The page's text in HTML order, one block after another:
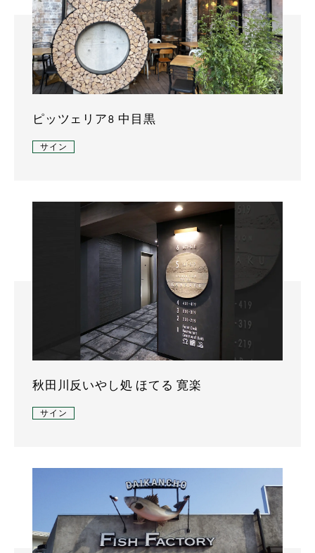
ピッツェリア8 中目黒
サイン
秋田川反いやし処 ほてる 寛楽
サイン